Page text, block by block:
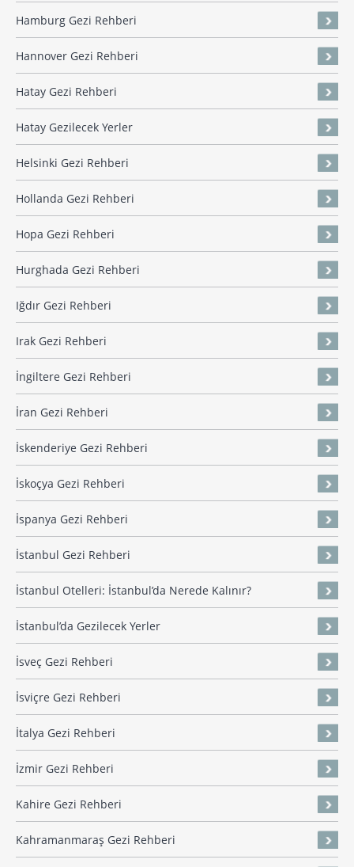
Hamburg Gezi Rehberi
Hannover Gezi Rehberi
Hatay Gezi Rehberi
Hatay Gezilecek Yerler
Helsinki Gezi Rehberi
Hollanda Gezi Rehberi
Hopa Gezi Rehberi
Hurghada Gezi Rehberi
Iğdır Gezi Rehberi
Irak Gezi Rehberi
İngiltere Gezi Rehberi
İran Gezi Rehberi
İskenderiye Gezi Rehberi
İskoçya Gezi Rehberi
İspanya Gezi Rehberi
İstanbul Gezi Rehberi
İstanbul Otelleri: İstanbul’da Nerede Kalınır?
İstanbul’da Gezilecek Yerler
İsveç Gezi Rehberi
İsviçre Gezi Rehberi
İtalya Gezi Rehberi
İzmir Gezi Rehberi
Kahire Gezi Rehberi
Kahramanmaraş Gezi Rehberi